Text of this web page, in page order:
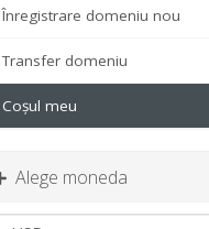
Înregistrare domeniu nou
Transfer domeniu
Coșul meu
Alege moneda